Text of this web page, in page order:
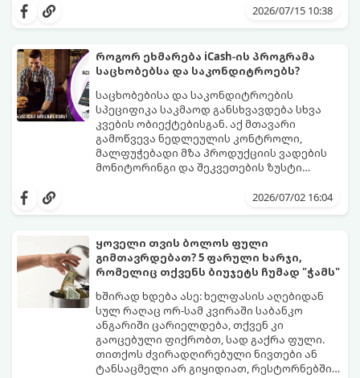
ყიდვა იმაზე მარტივია, ვიდრე ონლაინ
სულ რაღაც $10-ითაც კი შეგიძლიათ.
გაერკვეთ ფინანსების სამყაროში,
უსაფრთხოდ.
2026/07/15 10:38
როგორ ეხმარება iCash-ის პროგრამა
საცხობებსა და საკონდიტროებს?
საცხობებისა და საკონდიტროების
სპეციფიკა საკმაოდ განსხვავდება სხვა
კვების ობიექტებისგან. აქ მთავარი
გამოწვევა ნედლეულის კონტროლი,
მალფუჭებადი მზა პროდუქციის ვადების
მონიტორინგი და შეკვეთების ზუსტი
ნიშისთვის შემუშავებულ ციფრულ
წარმოების ყოველი ეტაპის
ოპტიმიზაციაში.
2026/07/02 16:04
ყოველი თვის ბოლოს ფული
გიმთავრდებათ? 5 ფარული ხარჯი,
რომელიც თქვენს ბიუჯეტს ჩუმად "ჭამს"
ხშირად ხდება ასე: ხელფასის აღებიდან
სულ რაღაც ორ-სამ კვირაში საბანკო
ანგარიში ცარიელდება, თქვენ კი
გაოცებული ფიქრობთ, სად გაქრა ფული.
თითქოს ძვირადღირებული ნივთები ან
ტანსაცმელი არ გიყიდიათ, რესტორნებშიც